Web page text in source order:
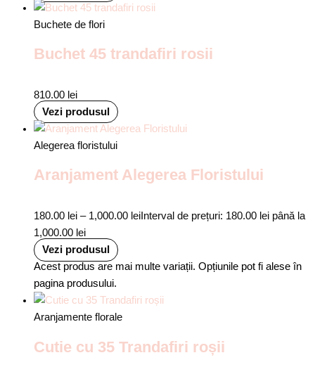
Buchete de flori
Buchet 45 trandafiri rosii
810.00 lei
Vezi produsul
Alegerea floristului
Aranjament Alegerea Floristului
180.00 lei – 1,000.00 lei Interval de prețuri: 180.00 lei până la
1,000.00 lei
Vezi produsul
Acest produs are mai multe variații. Opțiunile pot fi alese în
pagina produsului.
Aranjamente florale
Cutie cu 35 Trandafiri roșii